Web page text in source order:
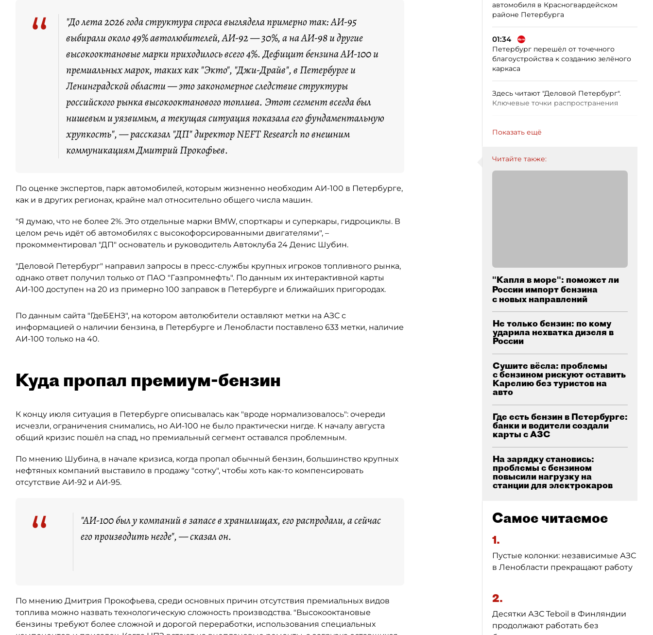
“
"До лета 2026 года структура спроса выглядела примерно так: АИ-95
выбирали около 49% автолюбителей, АИ-92 — 30%, а на АИ-98 и другие
высокооктановые марки приходилось всего 4%. Дефицит бензина АИ-100 и
премиальных марок, таких как "Экто", "Джи-Драйв", в Петербурге и
Ленинградской области — это закономерное следствие структуры
российского рынка высокооктанового топлива. Этот сегмент всегда был
нишевым и уязвимым, а текущая ситуация показала его фундаментальную
хрупкость", — рассказал "ДП" директор NEFT Research по внешним
коммуникациям Дмитрий Прокофьев.
По оценке экспертов, парк автомобилей, которым жизненно необходим АИ-100 в Петербурге,
как и в других регионах, крайне мал относительно общего числа машин.
"Я думаю, что не более 2%. Это отдельные марки BMW, спорткары и суперкары, гидроциклы. В
целом речь идёт об автомобилях с высокофорсированными двигателями", –
прокомментировал "ДП" основатель и руководитель Автоклуба 24 Денис Шубин.
"Деловой Петербург" направил запросы в пресс-службы крупных игроков топливного рынка,
однако ответ получил только от ПАО "Газпромнефть". По данным их интерактивной карты
АИ-100 доступен на 20 из примерно 100 заправок в Петербурге и ближайших пригородах.
По данным сайта "ГдеБЕНЗ", на котором автолюбители оставляют метки на АЗС с
информацией о наличии бензина, в Петербурге и Ленобласти поставлено 633 метки, наличие
АИ-100 только на 40.
Куда пропал премиум-бензин
К концу июля ситуация в Петербурге описывалась как "вроде нормализовалось": очереди
исчезли, ограничения снимались, но АИ-100 не было практически нигде. К началу августа
общий кризис пошёл на спад, но премиальный сегмент оставался проблемным.
По мнению Шубина, в начале кризиса, когда пропал обычный бензин, большинство крупных
нефтяных компаний выставило в продажу "сотку", чтобы хоть как-то компенсировать
отсутствие АИ-92 и АИ-95.
“
"АИ-100 был у компаний в запасе в хранилищах, его распродали, а сейчас
его производить негде", — сказал он.
По мнению Дмитрия Прокофьева, среди основных причин отсутствия премиальных видов
топлива можно назвать технологическую сложность производства. "Высокооктановые
бензины требуют более сложной и дорогой переработки, использования специальных
автомобиля в Красногвардейском
районе Петербурга
01:34
Петербург перешёл от точечного
благоустройства к созданию зелёного
каркаса
Здесь читают "Деловой Петербург".
Ключевые точки распространения
Показать ещё
Читайте также:
"Капля в море": поможет ли
России импорт бензина
с новых направлений
Не только бензин: по кому
ударила нехватка дизеля в
России
Сушите вёсла: проблемы
с бензином рискуют оставить
Карелию без туристов на
авто
Где есть бензин в Петербурге:
банки и водители создали
карты с АЗС
На зарядку становись:
проблемы с бензином
повысили нагрузку на
станции для электрокаров
Самое читаемое
1.
Пустые колонки: независимые АЗС
в Ленобласти прекращают работу
2.
Десятки АЗС Teboil в Финляндии
продолжают работать без